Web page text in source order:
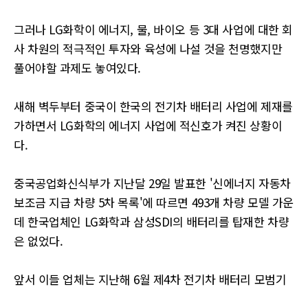
그러나 LG화학이 에너지, 물, 바이오 등 3대 사업에 대한 회
사 차원의 적극적인 투자와 육성에 나설 것을 천명했지만
풀어야할 과제도 놓여있다.
새해 벽두부터 중국이 한국의 전기차 배터리 사업에 제재를
가하면서 LG화학의 에너지 사업에 적신호가 켜진 상황이
다.
중국공업화신식부가 지난달 29일 발표한 '신에너지 자동차
보조금 지급 차량 5차 목록'에 따르면 493개 차량 모델 가운
데 한국업체인 LG화학과 삼성SDI의 배터리를 탑재한 차량
은 없었다.
앞서 이들 업체는 지난해 6월 제4차 전기차 배터리 모범기